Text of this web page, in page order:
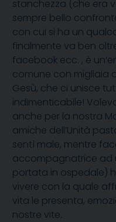
stanchezza (che era
sempre bello
con cui si ha un
finalmente va ben
facebook ecc. , è
comune con migliaia
Gesù, che ci unisce
indimenticabile!
anche per la nostra
amiche dell’Unità
sentì male, mentre
accompagnatrice ad
portata in ospedale)
vivere con la quale
vita le presenta,
nostre vite.